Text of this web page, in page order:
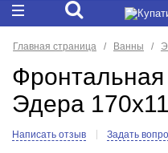
Главная страница Ванны
Эдера
Написать отзыв Задать